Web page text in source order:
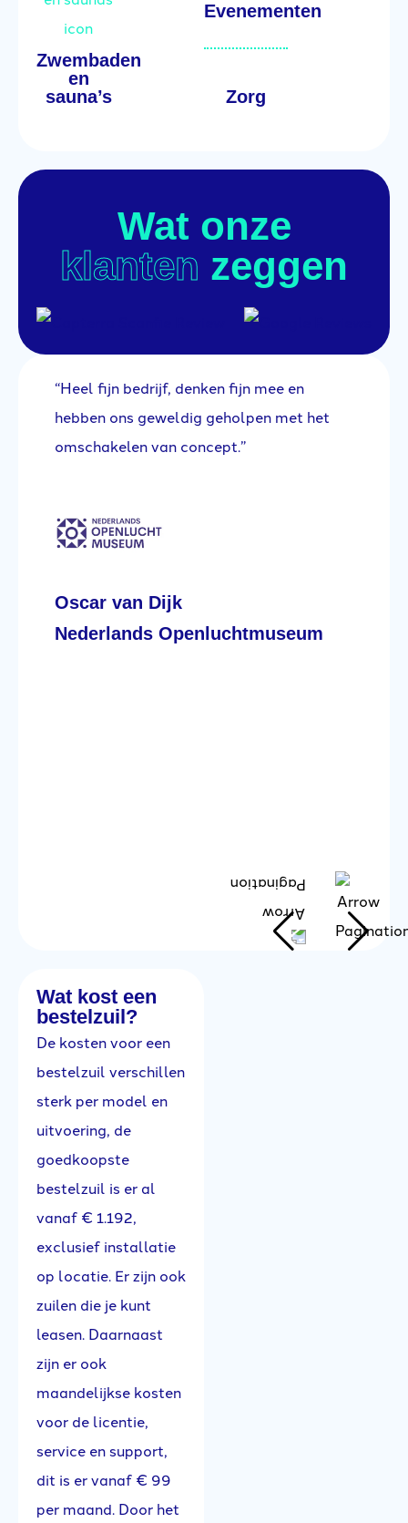
Zwembaden
en
sauna’s
Evenementen
Zorg
Wat onze
klanten zeggen
“Heel fijn bedrijf, denken fijn mee en
hebben ons geweldig geholpen met het
omschakelen van concept.”
Oscar van Dijk
Nederlands Openluchtmuseum
Wat kost een
bestelzuil?
De kosten voor een
bestelzuil verschillen
sterk per model en
uitvoering, de
goedkoopste
bestelzuil is er al
vanaf € 1.192,
exclusief installatie
op locatie. Er zijn ook
zuilen die je kunt
leasen. Daarnaast
zijn er ook
maandelijkse kosten
voor de licentie,
service en support,
dit is er vanaf € 99
per maand. Door het